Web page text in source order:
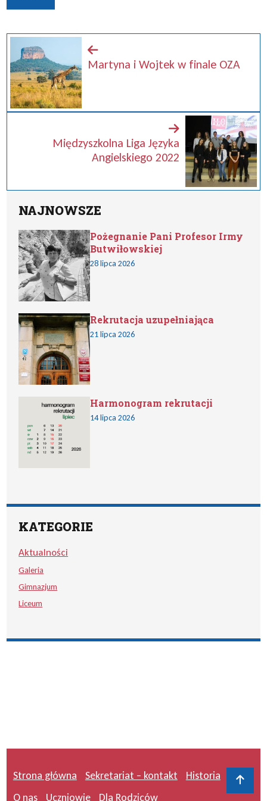
Martyna i Wojtek w finale OZA
Międzyszkolna Liga Języka
Angielskiego 2022
NAJNOWSZE
Pożegnanie Pani Profesor Irmy
Butwiłowskiej
28 lipca 2026
Rekrutacja uzupełniająca
21 lipca 2026
Harmonogram rekrutacji
14 lipca 2026
KATEGORIE
Aktualności
Galeria
Gimnazjum
Liceum
Strona główna Sekretariat – kontakt
Historia
O nas
Uczniowie Dla Rodziców
Do